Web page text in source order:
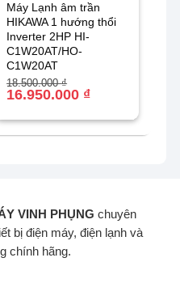
Máy Lạnh âm trần
HIKAWA 1 hướng thổi
Inverter 2HP HI-
C1W20AT/HO-
C1W20AT
18.500.000₫
Giá
gốc
là:
16.950.000 ₫
Giá
hiện
tại
16.950.000 ₫.
VINH PHỤNG chuyên
bị điện máy, điện lạnh và
chính hãng.